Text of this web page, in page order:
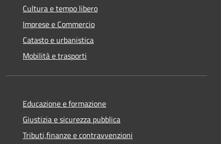
Cultura e tempo libero
Imprese e Commercio
Catasto e urbanistica
Mobilità e trasporti
Educazione e formazione
Giustizia e sicurezza pubblica
Tributi,finanze e contravvenzioni